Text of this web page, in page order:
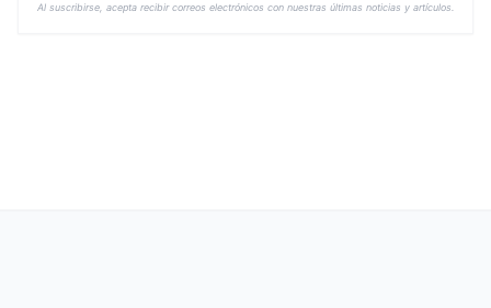
Al suscribirse, acepta recibir correos electrónicos con nuestras últimas noticias y artículos.